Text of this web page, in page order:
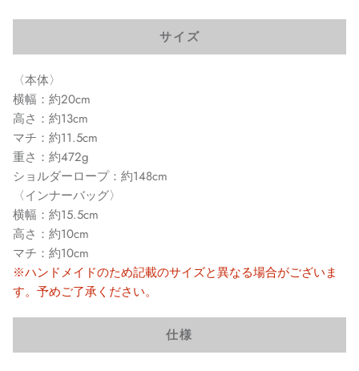
サイズ
〈本体〉
横幅：約20cm
高さ：約13cm
マチ：約11.5cm
重さ：約472g
ショルダーロープ：約148cm
〈インナーバッグ〉
横幅：約15.5cm
高さ：約10cm
マチ：約10cm
※ハンドメイドのため記載のサイズと異なる場合がございま
す。予めご了承ください。
仕様